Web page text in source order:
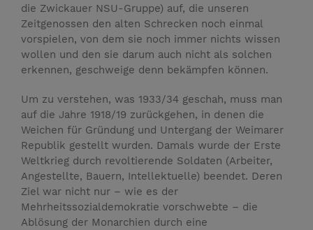
die Zwickauer NSU-Gruppe) auf, die unseren
Zeitgenossen den alten Schrecken noch einmal
vorspielen, von dem sie noch immer nichts wissen
wollen und den sie darum auch nicht als solchen
erkennen, geschweige denn bekämpfen können.
Um zu verstehen, was 1933/34 geschah, muss man
auf die Jahre 1918/19 zurückgehen, in denen die
Weichen für Gründung und Untergang der Weimarer
Republik gestellt wurden. Damals wurde der Erste
Weltkrieg durch revoltierende Soldaten (Arbeiter,
Angestellte, Bauern, Intellektuelle) beendet. Deren
Ziel war nicht nur – wie es der
Mehrheitssozialdemokratie vorschwebte – die
Ablösung der Monarchien durch eine